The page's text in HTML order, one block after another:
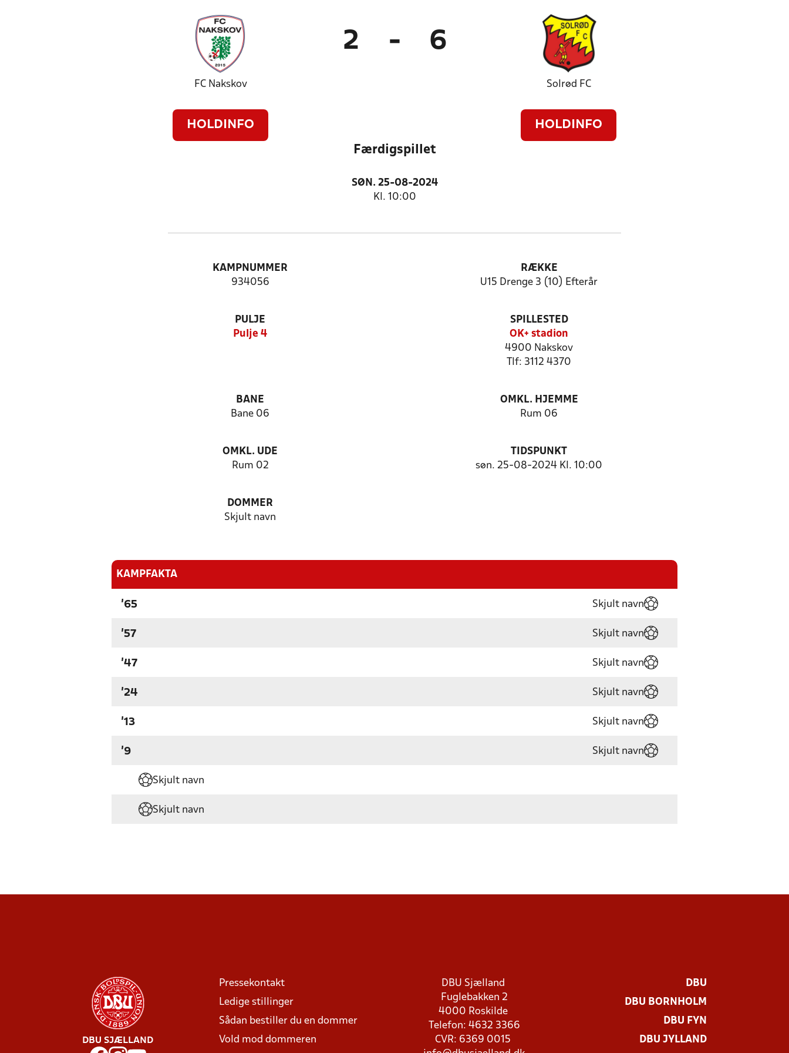
FC Nakskov
HOLDINFO
2 - 6
Solrød FC
HOLDINFO
Færdigspillet
SØN. 25-08-2024
Kl. 10:00
KAMPNUMMER
934056
RÆKKE
U15 Drenge 3 (10) Efterår
PULJE
Pulje 4
SPILLESTED
OK+ stadion
4900 Nakskov
Tlf: 3112 4370
BANE
Bane 06
OMKL. HJEMME
Rum 06
OMKL. UDE
Rum 02
TIDSPUNKT
søn. 25-08-2024 Kl. 10:00
DOMMER
Skjult navn
KAMPFAKTA
'65 Skjult navn
'57 Skjult navn
'47 Skjult navn
'24 Skjult navn
'13 Skjult navn
'9 Skjult navn
Skjult navn
Skjult navn
DBU SJÆLLAND
Pressekontakt
Ledige stillinger
Sådan bestiller du en dommer
Vold mod dommeren
DBU Sjælland
Fuglebakken 2
4000 Roskilde
Telefon: 4632 3366
CVR: 6369 0015
DBU
DBU BORNHOLM
DBU FYN
DBU JYLLAND